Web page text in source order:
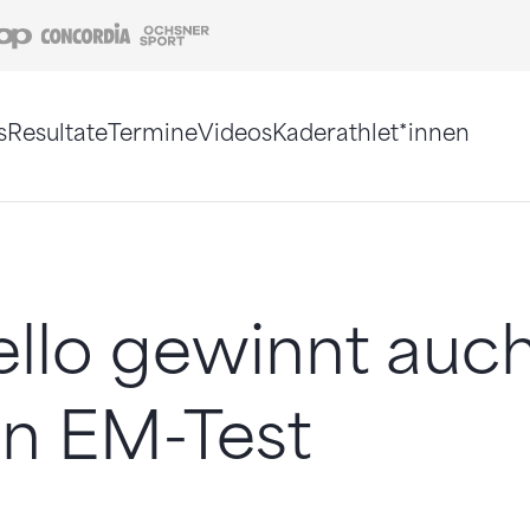
Coop Concordia
ResultateTermineVideosKaderathlet*innen
gewinnt
EM-Test